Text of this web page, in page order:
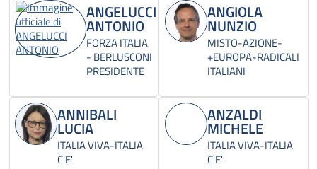
ANGELUCCI
ANTONIO
FORZA ITALIA
- BERLUSCONI
PRESIDENTE
ANGIOLA
NUNZIO
MISTO-AZIONE-
+EUROPA-RADICALI
ITALIANI
ANNIBALI
LUCIA
ITALIA VIVA-ITALIA
C'E'
ANZALDI
MICHELE
ITALIA VIVA-ITALIA
C'E'